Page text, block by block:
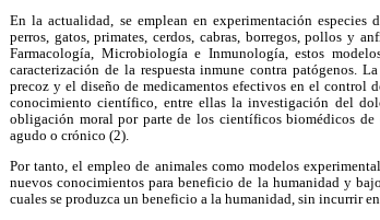
En la actualidad, se emplean en experimentación especies
perros, gatos, primates, cerdos, cabras, borregos, pollos y
Farmacología, Microbiología e Inmunología, estos
caracterización de la respuesta inmune contra patógenos.
precoz y el diseño de medicamentos efectivos en el control
conocimiento científico, entre ellas la investigación del
obligación moral por parte de los científicos biomédicos
agudo o crónico (2).
Por tanto, el empleo de animales como modelos
nuevos conocimientos para beneficio de la humanidad y
cuales se produzca un beneficio a la humanidad, sin incurrir